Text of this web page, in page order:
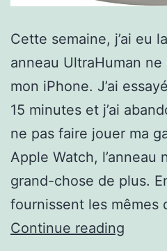
Cette semaine, j’ai eu
anneau UltraHuman
mon iPhone. J’ai
15 minutes et j’ai
ne pas faire jouer ma
Apple Watch, l’anneau
grand-chose de plus.
fournissent les mêmes
Continue reading